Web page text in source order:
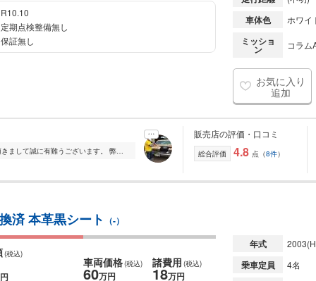
R10.10
定期点検整備無し
保証無し
車体色 ホワイ
ミッショ
ン コラム
お気に入り
追加
この度は エヌズアップ の車両をご覧頂きまして誠に有難うございます。 弊社は無駄な経費などコストを最大限カットした中古車ショップです。 多額の経費の掛かる大型展...
販売店の評価・口コミ
総合評価 4.8 点（8件）
済 本革黒シート （-）
(税込)
車両価格(税込)
60万円
諸費用 (税込)
18万円
年式 2003
乗車定員 4名